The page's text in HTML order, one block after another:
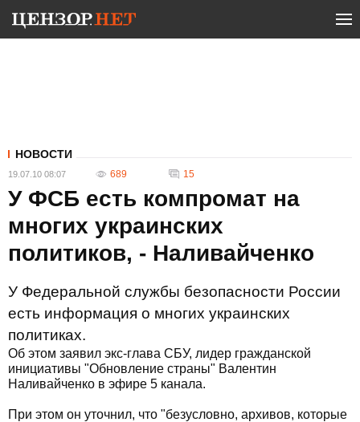
НОВОСТИ
19.07.10 08:07 689 15
У ФСБ есть компромат на
многих украинских
политиков, - Наливайченко
У Федеральной службы безопасности России
есть информация о многих украинских
политиках.
Об этом заявил экс-глава СБУ, лидер гражданской
инициативы "Обновление страны" Валентин
Наливайченко в эфире 5 канала.
При этом он уточнил, что "безусловно, архивов, которые